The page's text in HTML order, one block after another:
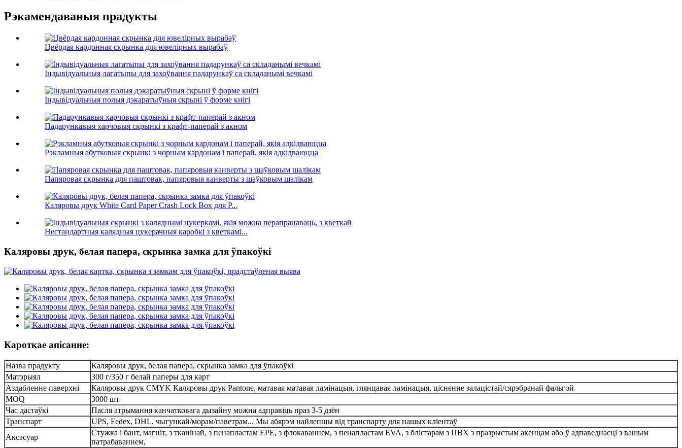
Рэкамендаваныя прадукты
Цвёрдая кардонная скрынка для ювелірных вырабаў
Індывідуальныя лагатыпы для захоўвання падарункаў са складанымі вечкамі
Індывідуальныя полыя дэкаратыўныя скрыні ў форме кнігі
Падарункавыя харчовыя скрынкі з крафт-паперай з акном
Рэкламныя абутковыя скрынкі з чорным кардонам і паперай, якія адкідваюцца
Папяровая скрынка для паштовак, папяровыя канверты з шаўковым шалікам
Каляровы друк White Card Paper Crash Lock Box для P...
Нестандартныя калядныя цукерачныя каробкі з кветкамі...
Каляровы друк, белая папера, скрынка замка для ўпакоўкі
Кароткае апісанне:
Назва прадукту
Каляровы друк, белая папера, скрынка замка для ўпакоўкі
Матэрыял
300 г/350 г белай паперы для карт
Аздабленне паверхні
Каляровы друк CMYK Каляровы друк Pantone, матавая матавая ламінацыя, глянцавая ламінацыя, цісненне залацістай/сярэбранай фальгой
MOQ
3000 шт
Час дастаўкі
Пасля атрымання канчатковага дызайну можна адправіць праз 3-5 дзён
Транспарт
UPS, Fedex, DHL, чыгункай/морам/паветрам... Мы абярэм найлепшы від транспарту для нашых кліентаў
Аксэсуар
Стужка і бант, магніт, з тканінай, з пенапластам EPE, з флокаваннем, з пенапластам EVA, з блістарам з ПВХ з празрыстым акенцам або ў адпаведнасці з вашым
патрабаваннем,